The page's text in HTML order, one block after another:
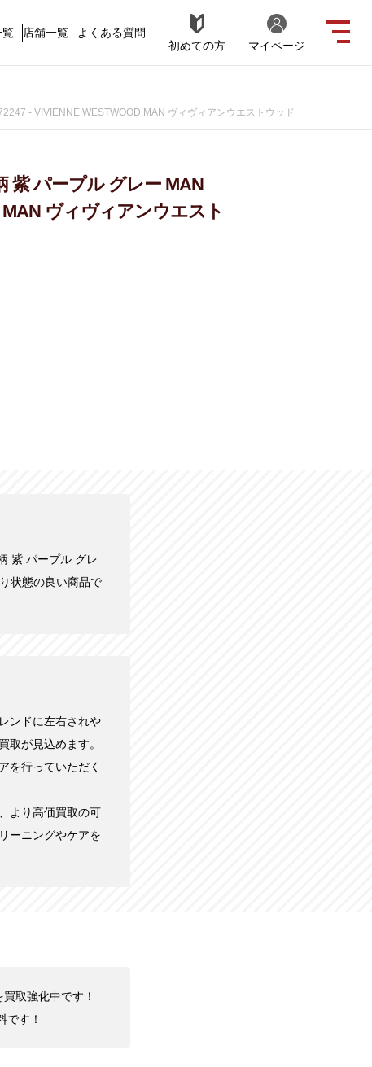
覧 店舗一覧
よくある質問
初めての方
マイページ
- VIVIENNE WESTWOOD MAN ヴィヴィアンウエストウッド
紫 パープル グレー MAN
MAN ヴィヴィアンウエスト
紫 パープル グレ
状態の良い商品で
ンドに左右されや
取が見込めます。
を行っていただく
より高価買取の可
ーニングやケアを
取強化中です！
です！